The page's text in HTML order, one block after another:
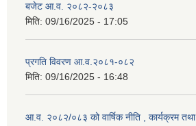
बजेट आ.व. २०८२-२०८३
मिति: 09/16/2025 - 17:05
प्रगति विवरण आ.व.२०८१-०८२
मिति: 09/16/2025 - 16:48
आ.व. २०८२/०८३ को वार्षिक नीति , कार्यक्रम तथा